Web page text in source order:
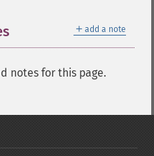
＋ add a note
notes for this page.